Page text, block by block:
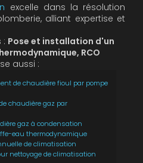
excelle dans la résolution
alliant expertise et
: Pose et installation d'un
RCO
aussi :
de chaudière fioul par pompe
chaudière gaz par
gaz à condensation
eau thermodynamique
de climatisation
nettoyage de climatisation